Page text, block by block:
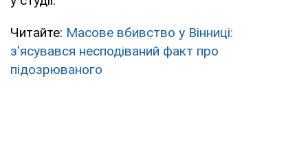
Читайте: Масове вбивство у Вінниці:
з'ясувався несподіваний факт про
підозрюваного